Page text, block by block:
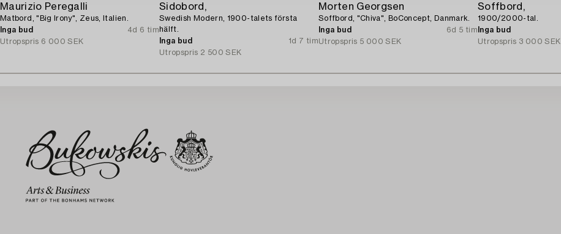
Maurizio Peregalli
Matbord, "Big Irony", Zeus, Italien.
Inga bud
4d 6 tim
Utropspris 6 000 SEK
Sidobord,
Swedish Modern, 1900-talets första
hälft.
Inga bud
1d 7 tim
Utropspris 2 500 SEK
Morten Georgsen
Soffbord, "Chiva", BoConcept, Danmark.
Inga bud
6d 5 tim
Utropspris 5 000 SEK
Soffbord,
1900/2000-tal.
Inga bud
Utropspris 3 000 SEK